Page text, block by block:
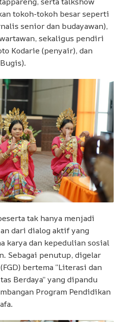
tokoh-tokoh besar seperti
senior dan budayawan),
sekaligus pendiri
Kodarie (penyair), dan
tak hanya menjadi
dari dialog aktif yang
karya dan kepedulian sosial
Sebagai penutup, digelar
bertema “Literasi dan
Berdaya” yang dipandu
Program Pendidikan